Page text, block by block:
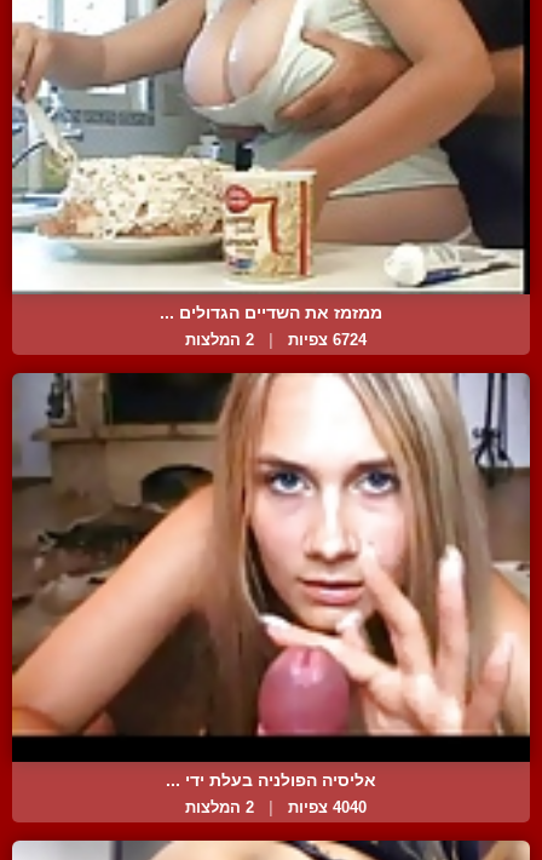
ממזמז את השדיים הגדולים ...
6724 צפיות 2 המלצות
אליסיה הפולניה בעלת ידי ...
4040 צפיות | 2 המלצות